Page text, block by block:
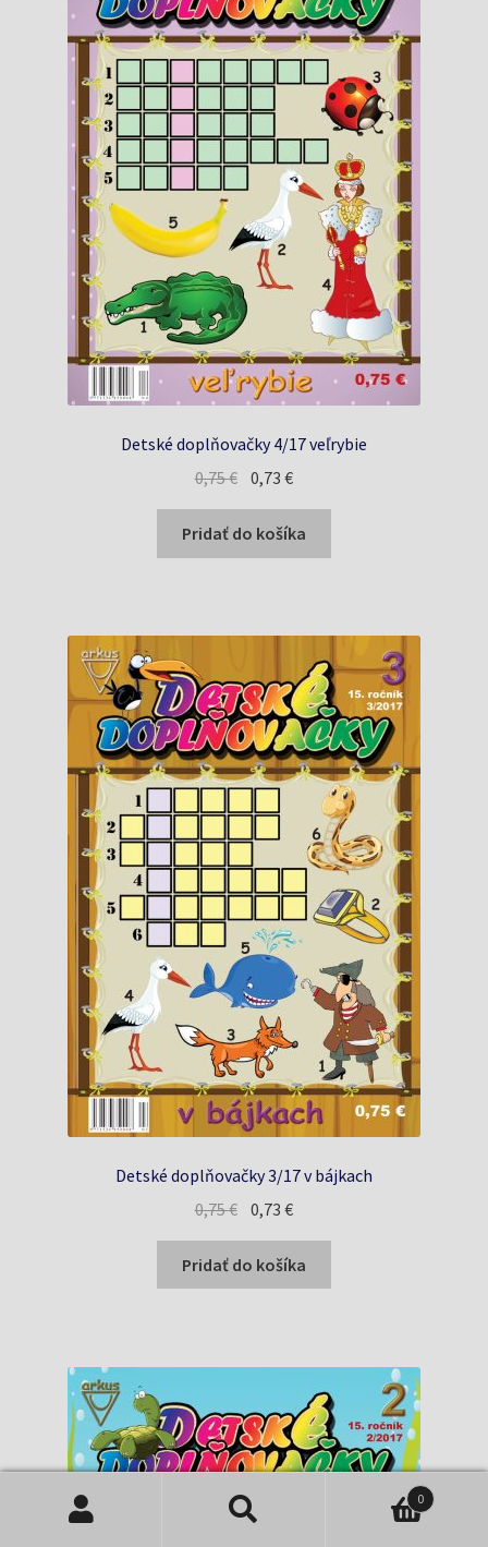
Detské doplňovačky 4/17 veľrybie
0,75€ Pôvodná
bola:
0,75 €.
0,73€Aktuálna
je:
0,73 €.
Pridať do košíka
Detské doplňovačky 3/17 v bájkach
0,75€ Pôvodná
bola:
0,75 €.
0,73€Aktuálna
je:
0,73 €.
Pridať do košíka
0